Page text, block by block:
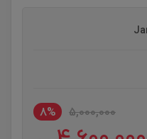
5,000,000
8%